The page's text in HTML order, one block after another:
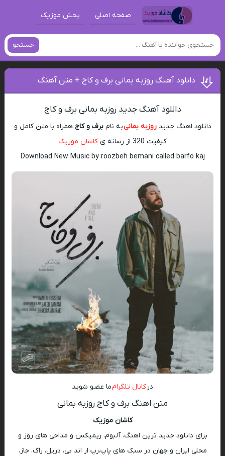
صفحه اصلی پخش موزیک
جستجو
دانلود آهنگ روزبه بمانی برف و کاج + متن آهنگ
دانلود آهنگ جدید روزبه بمانی برف و کاج
دانلود اهنگ جدیدروزبه بمانیبه نامبرف و کاج همراه با متن کامل و
کیفیت 320 از رسانه ی
کاشان موزیک
Download New Music by roozbeh bemani called barfo kaj
در کانال تلگرامما عضو شوید
متن اهنگ برف و کاج روزبه بمانی
کاشان موزیک
برای دانلود جدید ترین اهنگ، آلبوم، ریمیکس و مداحی های روز و
محلی ایران و جهان در سبک های پاپ،رپ ار اند بی، دریل، راک، جاز،